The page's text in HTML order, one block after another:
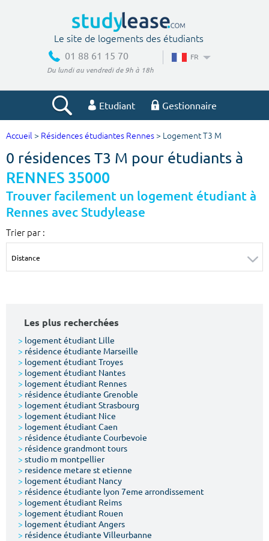
Le site de logements des étudiants
01 88 61 15 70
Du lundi au vendredi de 9h à 18h
FR
Etudiant Gestionnaire
Votre recherche
Ville, école
Type de location
Votre date d'entrée
Accueil > Résidences étudiantes Rennes > Logement T3 M
0 résidences T3 M pour étudiants à
RENNES 35000
Trouver facilement un logement étudiant à
Rennes avec Studylease
Trier par :
Les plus recherchées
> logement étudiant Lille
> résidence étudiante Marseille
> logement étudiant Troyes
> logement étudiant Nantes
> logement étudiant Rennes
> résidence étudiante Grenoble
> logement étudiant Strasbourg
> logement étudiant Nice
> logement étudiant Caen
> résidence étudiante Courbevoie
> résidence grandmont tours
> studio m montpellier
> residence metare st etienne
> logement étudiant Nancy
> résidence étudiante lyon 7eme arrondissement
> logement étudiant Reims
> logement étudiant Rouen
> logement étudiant Angers
> résidence étudiante Villeurbanne